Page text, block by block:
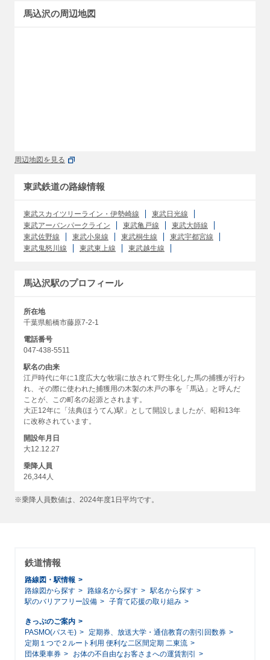
馬込沢の周辺地図
周辺地図を見る
東武鉄道の路線情報
東武スカイツリーライン・伊勢崎線
東武日光線
東武アーバンパークライン
東武亀戸線
東武大師線
東武佐野線
東武小泉線 東武桐生線
東武宇都宮線
東武鬼怒川線
東武東上線 東武越生線
馬込沢駅のプロフィール
所在地
千葉県船橋市藤原7-2-1
電話番号
047-438-5511
駅名の由来
江戸時代に年に1度広大な牧場に放されて野生化した馬の捕獲が行わ
れ、その際に使われた捕獲用の木製の木戸の事を「馬込」と呼んだ
ことが、この町名の起源とされます。
大正12年に「法典(ほうてん)駅」として開設しましたが、昭和13年
に改称されています。
開設年月日
大12.12.27
乗降人員
26,344人
※乗降人員数値は、2024年度1日平均です。
鉄道情報
路線図・駅情報
路線図から探す
路線名から探す
駅名から探す
駅のバリアフリー設備
子育て応援の取り組み
きっぷのご案内
PASMO(パスモ)
定期券、放送大学・通信教育の割引回数券
定期１つで２ルート利用 便利な二区間定期 二東流
団体乗車券
お体の不自由なお客さまへの運賃割引